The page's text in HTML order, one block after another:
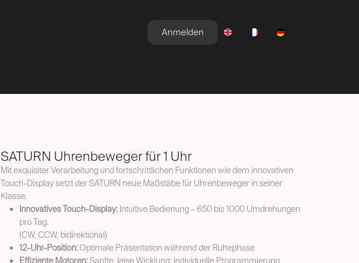
Anmelden
SATURN Uhrenbeweger für 1 Uhr
Mit exquisiter Verarbeitung und fortschrittlichen Funktionen wie dem innovativen
Touch-Display setzt der SATURN neue Maßstäbe für Uhrenbeweger in seiner
Klasse.
Innovatives Touch-Display: Intuitive Bedienung – 650 bis 1000 Umdrehungen
pro Tag.
(CW, CCW, bidirektional)
12-Uhr-Position:Optimale Präsentation während der Ruhephase
Effiziente Motoren:Sanfte, leise Wicklung; individuelle Programmierung